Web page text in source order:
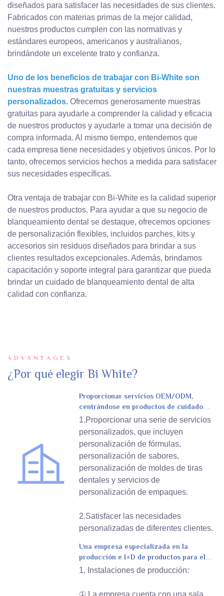
diseñados para satisfacer las necesidades de sus clientes.
Fabricados con materias primas de la mejor calidad,
nuestros productos cumplen con las normativas y
estándares europeos, americanos y australianos,
brindándote un excelente trato y confianza.
Uno de los beneficios de trabajar con Bi-White son
nuestras muestras gratuitas y servicios
personalizados. Ofrecemos generosamente muestras
gratuitas para ayudarle a comprender la calidad y eficacia
de nuestros productos y ayudarle a tomar una decisión de
compra informada. Al mismo tiempo, entendemos que
cada empresa tiene necesidades y objetivos únicos. Por lo
tanto, ofrecemos servicios hechos a medida para satisfacer
sus necesidades específicas.
Otra ventaja de trabajar con Bi-White es la calidad superior
de nuestros productos. Para ayudar a que su negocio de
blanqueamiento dental se destaque, ofrecemos opciones
de personalización flexibles, incluidos parches, kits y
accesorios sin residuos diseñados para brindar a sus
clientes resultados excepcionales. Además, brindamos
capacitación y soporte integral para garantizar que pueda
brindar un cuidado de blanqueamiento dental de alta
calidad con confianza.
ADVANTAGES
¿Por qué elegir Bi White?
Proporcionar servicios OEM/ODM,
centrándose en productos de cuidado
personal
1.Proporcionar una serie de servicios
personalizados, que incluyen
personalización de fórmulas,
personalización de sabores,
personalización de moldes de tiras
dentales y servicios de
personalización de empaques.
2.Satisfacer las necesidades
personalizadas de diferentes clientes.
Una empresa especializada en la
producción e I+D de productos para el
cuidado bucal.
1. Instalaciones de producción: